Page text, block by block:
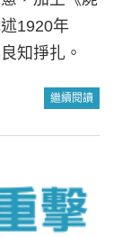
1920年
知掙扎。
繼續閱讀